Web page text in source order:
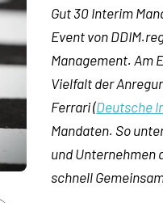
Gut 30 Interim
Event von
Management. Am
Vielfalt der
Ferrari (Deutsche
Mandaten. So
und Unternehmen
schnell